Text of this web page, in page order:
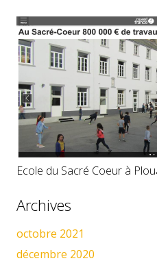
Ecole du Sacré Coeur à
Archives
octobre 2021
décembre 2020